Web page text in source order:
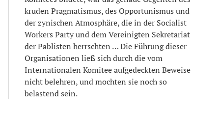
kruden Pragmatismus, des Opportunismus und
der zynischen Atmosphäre, die in der Socialist
Workers Party und dem Vereinigten Sekretariat
der Pablisten herrschten … Die Führung dieser
Organisationen ließ sich durch die vom
Internationalen Komitee aufgedeckten Beweise
nicht belehren, und mochten sie noch so
belastend sein.